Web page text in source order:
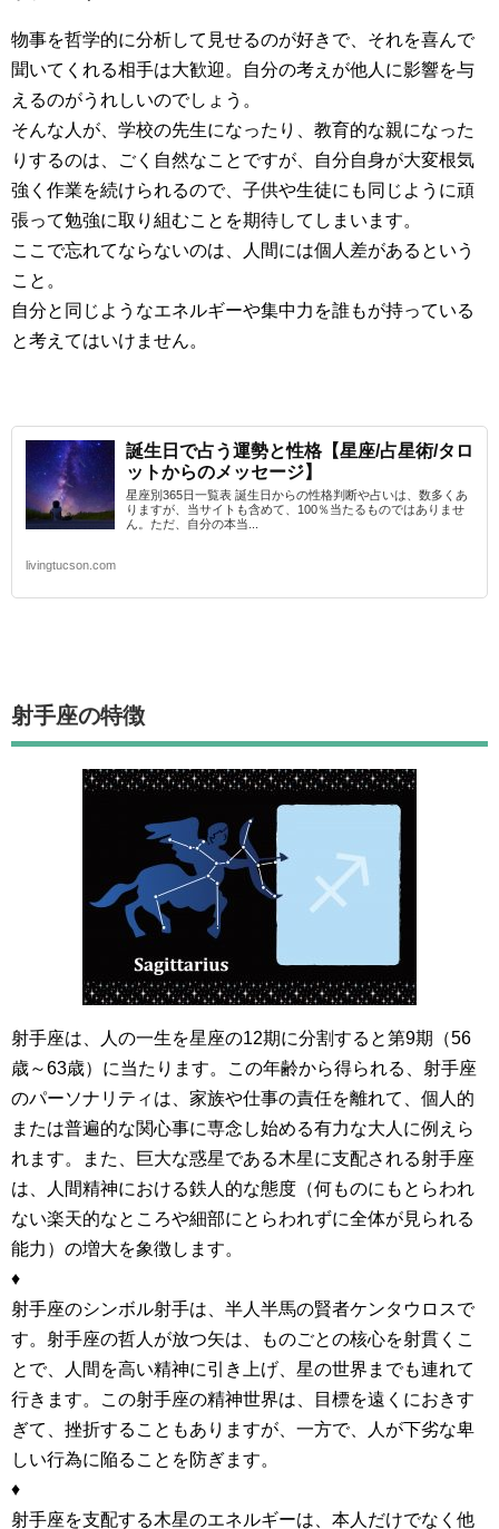
物事を哲学的に分析して見せるのが好きで、それを喜んで
聞いてくれる相手は大歓迎。自分の考えが他人に影響を与
えるのがうれしいのでしょう。
そんな人が、学校の先生になったり、教育的な親になった
りするのは、ごく自然なことですが、自分自身が大変根気
強く作業を続けられるので、子供や生徒にも同じように頑
張って勉強に取り組むことを期待してしまいます。
ここで忘れてならないのは、人間には個人差があるという
こと。
自分と同じようなエネルギーや集中力を誰もが持っている
と考えてはいけません。
誕生日で占う運勢と性格【星座/占星術/タロ
ットからのメッセージ】
星座別365日一覧表 誕生日からの性格判断や占いは、数多くあ
りますが、当サイトも含めて、100％当たるものではありませ
ん。ただ、自分の本当...
livingtucson.com
射手座の特徴
射手座は、人の一生を星座の12期に分割すると第9期（56
歳～63歳）に当たります。この年齢から得られる、射手座
のパーソナリティは、家族や仕事の責任を離れて、個人的
または普遍的な関心事に専念し始める有力な大人に例えら
れます。また、巨大な惑星である木星に支配される射手座
は、人間精神における鉄人的な態度（何ものにもとらわれ
ない楽天的なところや細部にとらわれずに全体が見られる
能力）の増大を象徴します。
♦
射手座のシンボル射手は、半人半馬の賢者ケンタウロスで
す。射手座の哲人が放つ矢は、ものごとの核心を射貫くこ
とで、人間を高い精神に引き上げ、星の世界までも連れて
行きます。この射手座の精神世界は、目標を遠くにおきす
ぎて、挫折することもありますが、一方で、人が下劣な卑
しい行為に陥ることを防ぎます。
♦
射手座を支配する木星のエネルギーは、本人だけでなく他